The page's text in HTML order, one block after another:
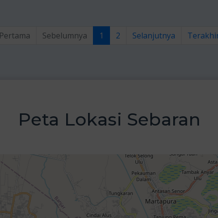
Sebelumnya 1 2 Selanjutnya
Peta Lokasi Sebaran